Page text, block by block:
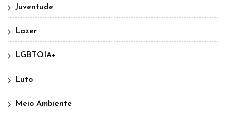
Juventude
Lazer
LGBTQIA+
Luto
Meio Ambiente